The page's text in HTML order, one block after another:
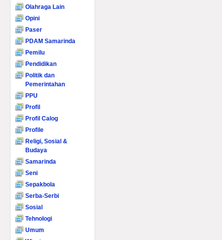
Olahraga Lain
Opini
Paser
PDAM Samarinda
Pemilu
Pendidikan
Politik dan
Pemerintahan
PPU
Profil
Profil Calog
Profile
Religi, Sosial &
Budaya
Samarinda
Seni
Sepakbola
Serba-Serbi
Sosial
Tehnologi
Umum